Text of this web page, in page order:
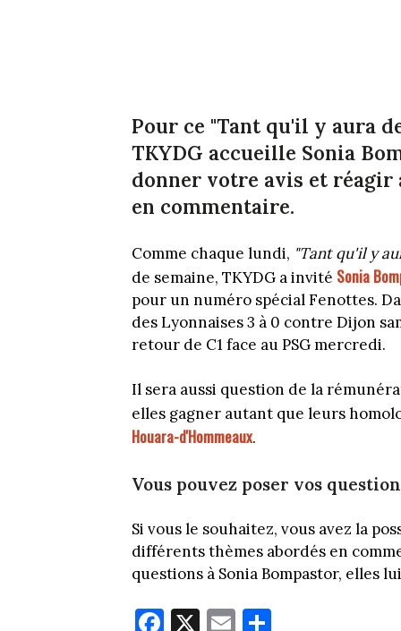
Pour ce "Tant qu'il y aura
TKYDG accueille Sonia
donner votre avis et réagir
en commentaire.
Comme chaque lundi, "Tant qu'il y
de semaine, TKYDG a invité Sonia
pour un numéro spécial Fenottes.
des Lyonnaises 3 à 0 contre Dijon
retour de C1 face au PSG mercredi.
Il sera aussi question de la
elles gagner autant que leurs
Houara-d'Hommeaux.
Vous pouvez poser vos
Si vous le souhaitez, vous avez la
différents thèmes abordés en
questions à Sonia Bompastor, elles
Fa X E